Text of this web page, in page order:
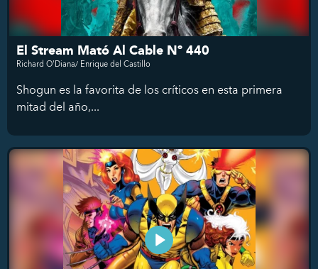
El Stream Mató Al Cable Nº 440
Richard O'Diana/ Enrique del Castillo
Shogun es la favorita de los críticos en esta primera
mitad del año,...